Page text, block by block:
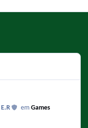
E.R emGames